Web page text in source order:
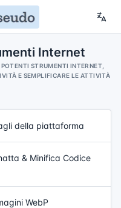
Internet
STRUMENTI INTERNET,
E SEMPLIFICARE LE ATTIVITÀ
della piattaforma
& Minifica Codice
WebP